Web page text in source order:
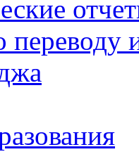
переводу